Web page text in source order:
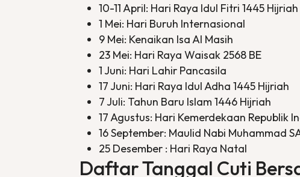
10-11 April: Hari Raya Idul Fitri 1445 Hijriah
1 Mei: Hari Buruh Internasional
9 Mei: Kenaikan Isa Al Masih
23 Mei: Hari Raya Waisak 2568 BE
1 Juni: Hari Lahir Pancasila
17 Juni: Hari Raya Idul Adha 1445 Hijriah
7 Juli: Tahun Baru Islam 1446 Hijriah
17 Agustus: Hari Kemerdekaan Republik
16 September: Maulid Nabi Muhammad
25 Desember : Hari Raya Natal
Daftar Tanggal Cuti